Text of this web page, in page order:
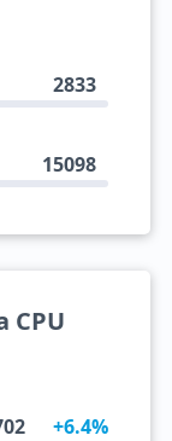
2833
15098
CPU
+6.4%